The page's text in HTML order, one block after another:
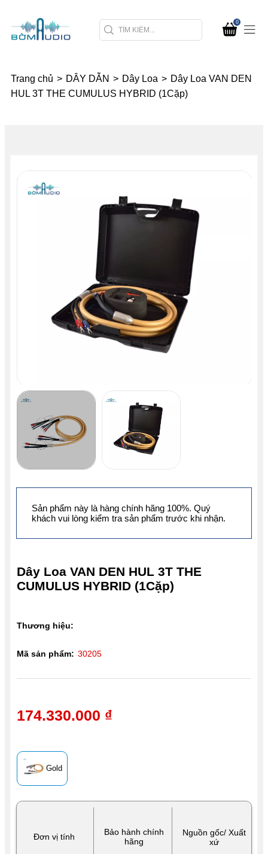
0
Trang chủ > DÂY DẪN > Dây Loa > Dây Loa VAN DEN
HUL 3T THE CUMULUS HYBRID (1Cặp)
Đơn vị tính
Bảo hành chính
hãng
Nguồn gốc/ Xuất
xứ
Dây Loa VAN DEN HUL 3T THE
CUMULUS HYBRID (1Cặp)
Gold
174.330.000 ₫
Thương hiệu:
Mã sản phẩm: 30205
Sản phẩm này là hàng chính hãng 100%. Quý
khách vui lòng kiểm tra sản phẩm trước khi nhận.